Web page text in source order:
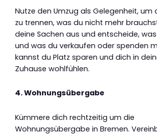
Nutze den Umzug als Gelegenheit, um
zu trennen, was du nicht mehr
deine Sachen aus und entscheide,
und was du verkaufen oder spenden
kannst du Platz sparen und dich in
Zuhause wohlfühlen.
4. Wohnungsübergabe
Kümmere dich rechtzeitig um die
Wohnungsübergabe in Bremen.